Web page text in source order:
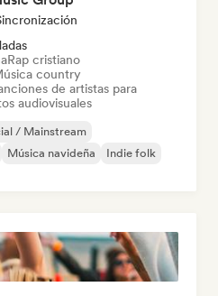
Rap cristiano
country
de artistas para
audiovisuales
/ Mainstream
Música navideña
Indie folk